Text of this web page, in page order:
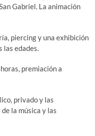
Gabriel. La animación
piercing y una exhibición
las edades.
premiación a
privado y las
la música y las